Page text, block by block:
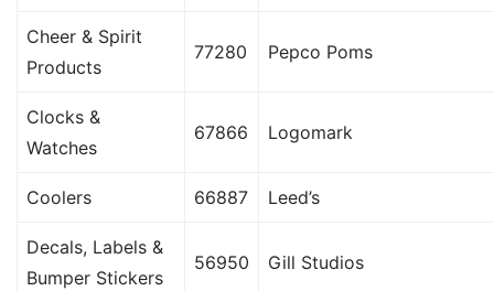
Cheer & Spirit
Products
77280 Pepco Poms
Clocks &
Watches
67866 Logomark
Coolers 66887 Leed’s
Decals, Labels &
Bumper Stickers
56950 Gill Studios